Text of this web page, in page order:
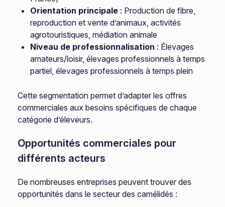
Orientation principale : Production de fibre,
reproduction et vente d’animaux, activités
agrotouristiques, médiation animale
Niveau de professionnalisation : Élevages
amateurs/loisir, élevages professionnels à temps
partiel, élevages professionnels à temps plein
Cette segmentation permet d’adapter les offres
commerciales aux besoins spécifiques de chaque
catégorie d’éleveurs.
Opportunités commerciales pour
différents acteurs
De nombreuses entreprises peuvent trouver des
opportunités dans le secteur des camélidés :